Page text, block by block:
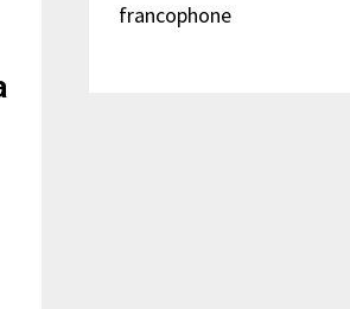
francophone